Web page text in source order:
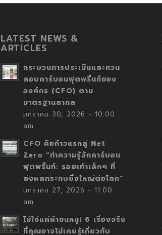
LATEST NEWS &
ARTICLES
กระบวนการประเมินและทวน
สอบคาร์บอนฟุตพริ้นท์ของ
องค์กร (CFO) ตาม
มาตรฐานสากล
มกราคม 30, 2026 - 10:00
am
CFO คือก้าวแรกสู่ Net
Zero “ทำความรู้จักคาร์บอน
ฟุตพริ้นท์: รอยเท้าเล็กๆ ที่
ส่งผลกระทบยิ่งใหญ่ต่อโลก”
มกราคม 27, 2026 - 11:00
am
ไม่ใช่แค่ผ้าขนหนู! 6 เรื่องจริง
ที่คุณอาจไม่เคยรู้เกี่ยวกับ